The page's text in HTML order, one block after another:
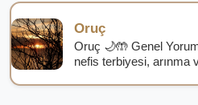
Oruç
Oruç 🌙🤲 Genel
nefis terbiyesi, arınma